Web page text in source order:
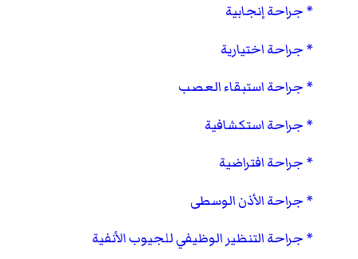
جراحة إنجابية
جراحة اختيارية
جراحة استبقاء العصب
جراحة استكشافية
جراحة افتراضية
جراحة الأذن الوسطى
جراحة التنظير الوظيفي للجيوب الأنفية